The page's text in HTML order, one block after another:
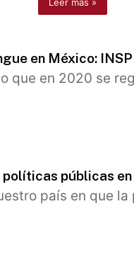
en México: INSP
que en 2020 se
políticas públicas
país en que